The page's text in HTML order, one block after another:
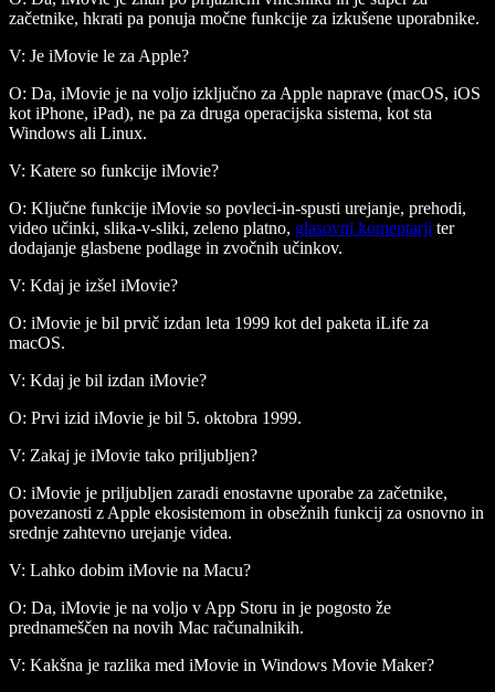
začetnike, hkrati pa ponuja močne funkcije za izkušene uporabnike.
V: Je iMovie le za Apple?
O: Da, iMovie je na voljo izključno za Apple naprave (macOS, iOS
kot iPhone, iPad), ne pa za druga operacijska sistema, kot sta
Windows ali Linux.
V: Katere so funkcije iMovie?
O: Ključne funkcije iMovie so povleci-in-spusti urejanje, prehodi,
video učinki, slika-v-sliki, zeleno platno, glasovni komentarji ter
dodajanje glasbene podlage in zvočnih učinkov.
V: Kdaj je izšel iMovie?
O: iMovie je bil prvič izdan leta 1999 kot del paketa iLife za
macOS.
V: Kdaj je bil izdan iMovie?
O: Prvi izid iMovie je bil 5. oktobra 1999.
V: Zakaj je iMovie tako priljubljen?
O: iMovie je priljubljen zaradi enostavne uporabe za začetnike,
povezanosti z Apple ekosistemom in obsežnih funkcij za osnovno in
srednje zahtevno urejanje videa.
V: Lahko dobim iMovie na Macu?
O: Da, iMovie je na voljo v App Storu in je pogosto že
prednameščen na novih Mac računalnikih.
V: Kakšna je razlika med iMovie in Windows Movie Maker?